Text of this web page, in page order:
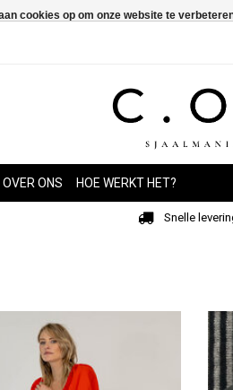
OVER ONS HOE WERKT HET?
Snelle
cookies op om onze website te